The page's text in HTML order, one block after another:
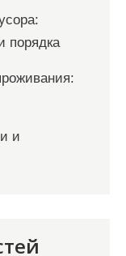
порядка
и